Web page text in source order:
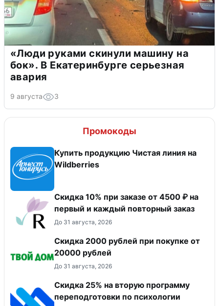
«Люди руками скинули машину на
бок». В Екатеринбурге серьезная
авария
9 августа 3
Промокоды
Купить продукцию Чистая линия на
Wildberries
Скидка 10% при заказе от 4500 ₽ на
первый и каждый повторный заказ
До 31 августа, 2026
Скидка 2000 рублей при покупке от
20000 рублей
До 31 августа, 2026
Скидка 25% на вторую программу
переподготовки по психологии